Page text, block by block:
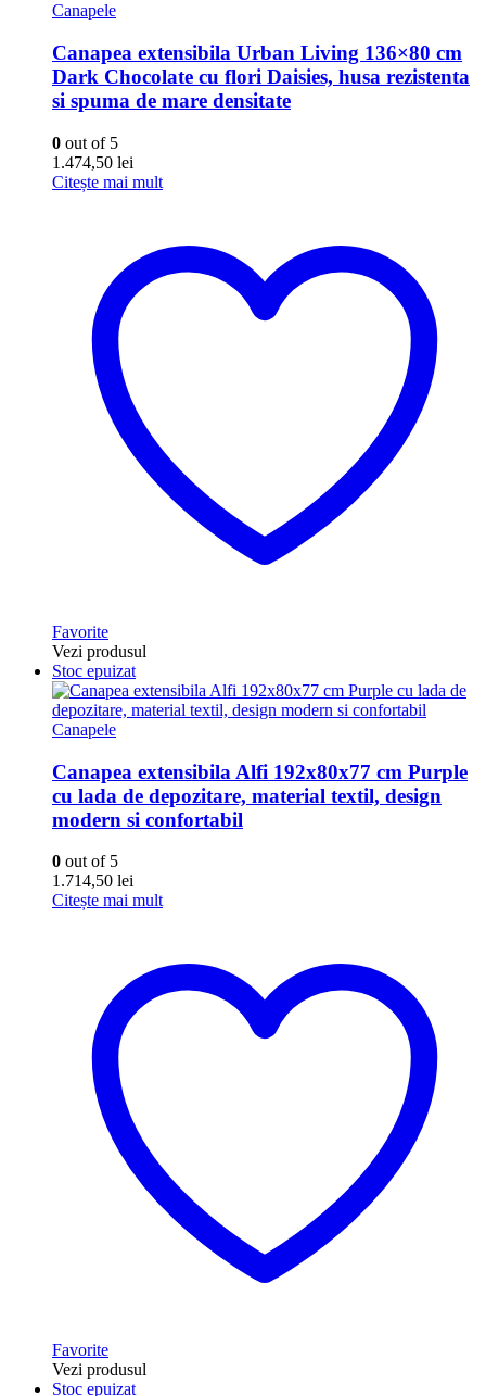
Canapele
Canapea extensibila Urban Living 136×80 cm
Dark Chocolate cu flori Daisies, husa rezistenta
si spuma de mare densitate
0 out of 5
1.474,50 lei
Citește mai mult
Favorite
Vezi produsul
Stoc epuizat
Canapele
Canapea extensibila Alfi 192x80x77 cm Purple
cu lada de depozitare, material textil, design
modern si confortabil
0 out of 5
1.714,50 lei
Citește mai mult
Favorite
Vezi produsul
Stoc epuizat